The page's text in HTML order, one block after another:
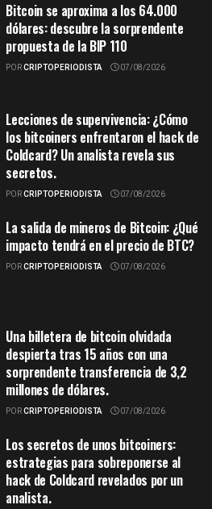
Bitcoin se aproxima a los 64.000
dólares: descubre la sorprendente
propuesta de la BIP 110
PORCRIPTOPERIODISTA 07/08/2026
Lecciones de supervivencia: ¿Cómo
los bitcoiners enfrentaron el hack de
Coldcard? Un analista revela sus
secretos.
PORCRIPTOPERIODISTA 07/08/2026
La salida de mineros de Bitcoin: ¿Qué
impacto tendrá en el precio de BTC?
PORCRIPTOPERIODISTA 07/08/2026
Una billetera de bitcoin olvidada
despierta tras 15 años con una
sorprendente transferencia de 3,2
millones de dólares.
PORCRIPTOPERIODISTA 07/08/2026
Los secretos de unos bitcoiners:
estrategias para sobreponerse al
hack de Coldcard revelados por un
analista.